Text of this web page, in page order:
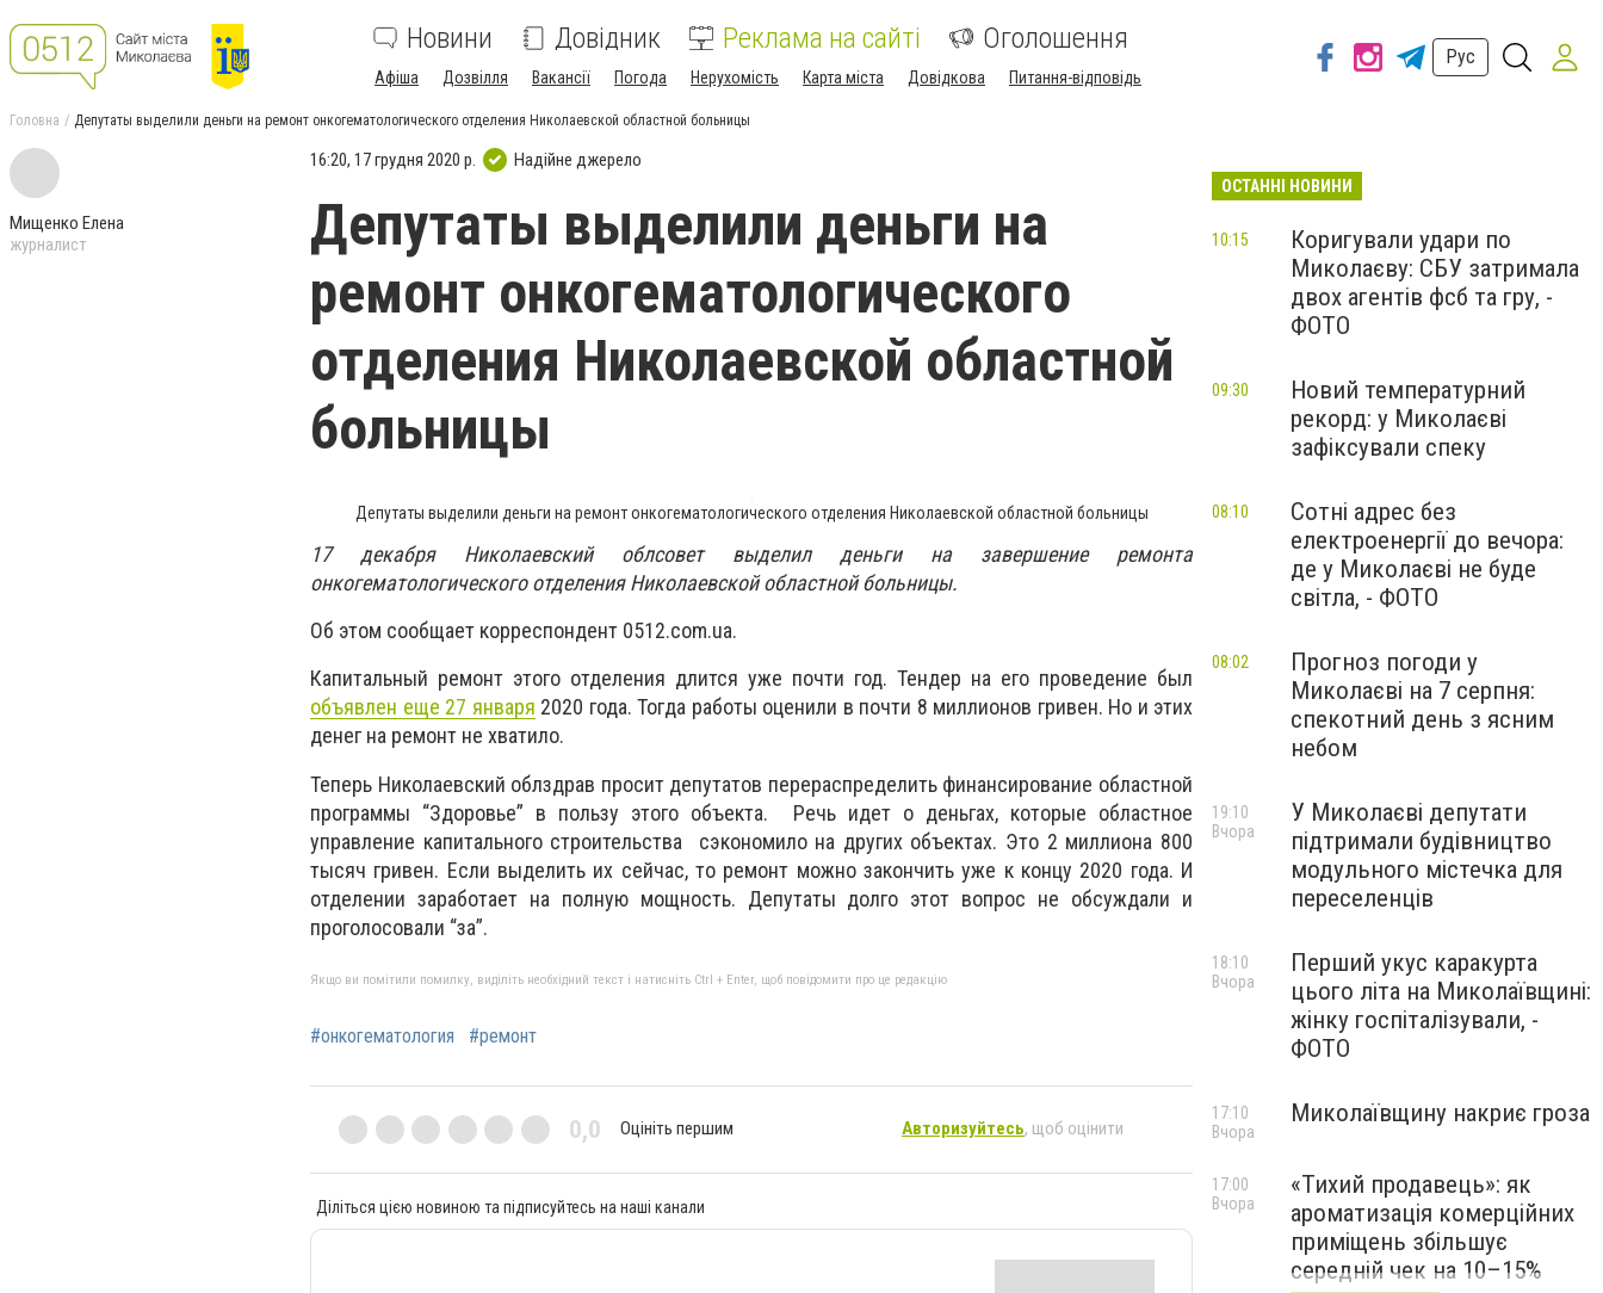
Новини Довідник Реклама на сайті Оголошення
Афіша Дозвілля Вакансії Погода Нерухомість Карта міста Довідкова Питання-відповідь
Рус
Головна Депутаты выделили деньги на ремонт онкогематологического отделения Николаевской областной больницы
Мищенко Елена
журналист
16:20, 17 грудня 2020 р. Надійне джерело
Депутаты выделили деньги на
ремонт онкогематологического
отделения Николаевской областной
больницы
Депутаты выделили деньги на ремонт онкогематологического отделения Николаевской областной больницы
17 декабря Николаевский облсовет выделил деньги на завершение ремонта
онкогематологического отделения Николаевской областной больницы.
Об этом сообщает корреспондент 0512.com.ua.
Капитальный ремонт этого отделения длится уже почти год. Тендер на его проведение был
объявлен еще 27 января 2020 года. Тогда работы оценили в почти 8 миллионов гривен. Но и этих
денег на ремонт не хватило.
Теперь Николаевский облздрав просит депутатов перераспределить финансирование областной
программы “Здоровье” в пользу этого объекта. Речь идет о деньгах, которые областное
управление капитального строительства сэкономило на других объектах. Это 2 миллиона 800
тысяч гривен. Если выделить их сейчас, то ремонт можно закончить уже к концу 2020 года. И
отделении заработает на полную мощность. Депутаты долго этот вопрос не обсуждали и
проголосовали “за”.
Якщо ви помітили помилку, виділіть необхідний текст і натисніть Ctrl + Enter, щоб повідомити про це редакцію
#онкогематология #ремонт
0,0 Оцініть першим Авторизуйтесь, щоб оцінити
Діліться цією новиною та підписуйтесь на наші канали
ОСТАННІ НОВИНИ
Коригували удари по
Миколаєву: СБУ затримала
двох агентів фсб та гру, -
ФОТО
10:15
Новий температурний
рекорд: у Миколаєві
зафіксували спеку
09:30
Сотні адрес без
електроенергії до вечора:
де у Миколаєві не буде
світла, - ФОТО
08:10
Прогноз погоди у
Миколаєві на 7 серпня:
спекотний день з ясним
небом
08:02
У Миколаєві депутати
підтримали будівництво
модульного містечка для
переселенців
19:10
Вчора
Перший укус каракурта
цього літа на Миколаївщині:
жінку госпіталізували, -
ФОТО
18:10
Вчора
Миколаївщину накриє гроза
17:10
Вчора
«Тихий продавець»: як
ароматизація комерційних
приміщень збільшує
середній чек на 10–15%
17:00
Вчора